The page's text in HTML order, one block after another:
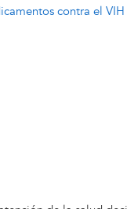
contra el VIH